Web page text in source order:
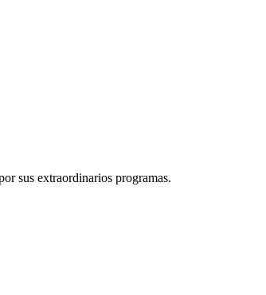
sus extraordinarios programas.